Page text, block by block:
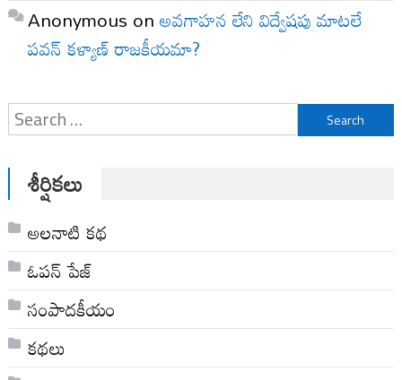
Anonymous onఅవగాహన లేని విద్వేషపు మాటలే
పవన్ కళ్యాణ్ రాజకీయమా?
Search
for:
శీర్షికలు
అల‌నాటి క‌థ‌
ఓపన్ పేజ్
సంపాదకీయం
కథలు